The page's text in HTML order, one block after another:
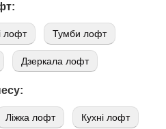
лофт Тумби лофт
Дзеркала лофт
Ліжка лофт Кухні лофт